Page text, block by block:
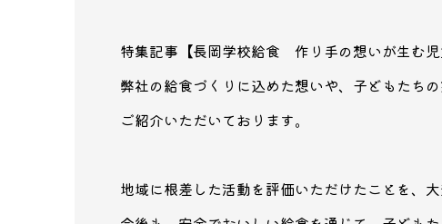
特集記事【長岡学校給食 作り手の想いが生む児
弊社の給食づくりに込めた想いや、子どもたち
ご紹介いただいております。
地域に根差した活動を評価いただけたことを、大